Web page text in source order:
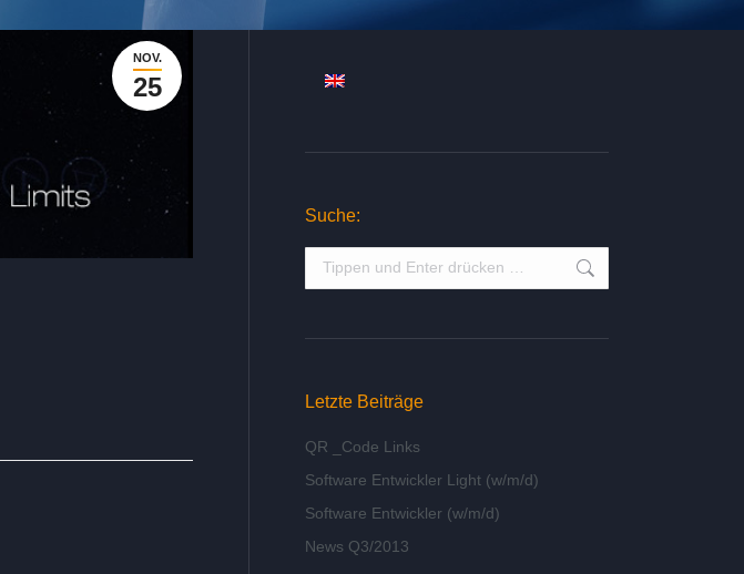
NOV.
25
Suche:
Suche:
Letzte Beiträge
QR _Code Links
Software Entwickler Light (w/m/d)
Software Entwickler (w/m/d)
News Q3/2013